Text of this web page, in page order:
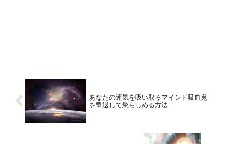
あなたの運気を吸い取るマインド吸血鬼
を撃退して懲らしめる方法